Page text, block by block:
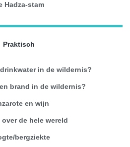
Hadza-stam
Praktisch
in de wildernis?
brand in de wildernis?
en wijn
de hele wereld
bergziekte